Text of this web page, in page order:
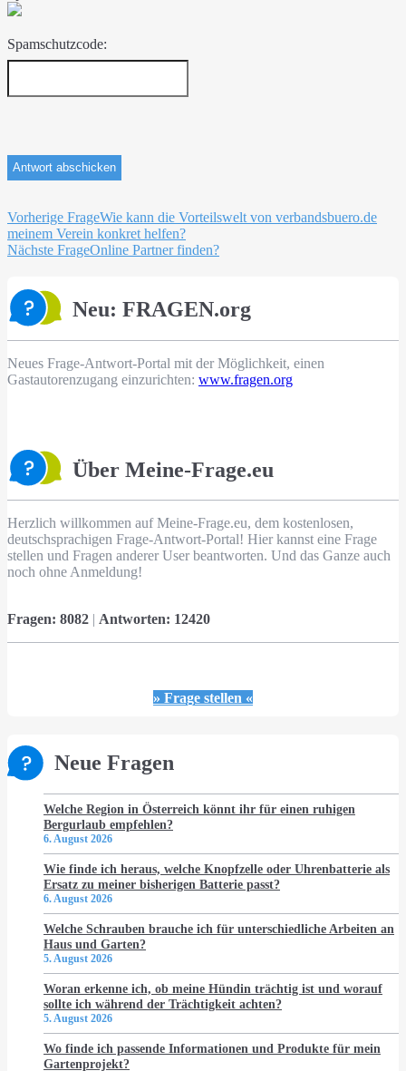
Spamschutzcode:
Beitragsnavigation
Vorherige FrageWie kann die Vorteilswelt von verbandsbuero.de
meinem Verein konkret helfen?
Nächste FrageOnline Partner finden?
Neu: FRAGEN.org
Neues Frage-Antwort-Portal mit der Möglichkeit, einen
Gastautorenzugang einzurichten: www.fragen.org
Über Meine-Frage.eu
Herzlich willkommen auf Meine-Frage.eu, dem kostenlosen,
deutschsprachigen Frage-Antwort-Portal! Hier kannst eine Frage
stellen und Fragen anderer User beantworten. Und das Ganze auch
noch ohne Anmeldung!
Fragen: 8082 | Antworten: 12420
» Frage stellen «
Neue Fragen
Welche Region in Österreich könnt ihr für einen ruhigen
Bergurlaub empfehlen?
6. August 2026
Wie finde ich heraus, welche Knopfzelle oder Uhrenbatterie als
Ersatz zu meiner bisherigen Batterie passt?
6. August 2026
Welche Schrauben brauche ich für unterschiedliche Arbeiten an
Haus und Garten?
5. August 2026
Woran erkenne ich, ob meine Hündin trächtig ist und worauf
sollte ich während der Trächtigkeit achten?
5. August 2026
Wo finde ich passende Informationen und Produkte für mein
Gartenprojekt?